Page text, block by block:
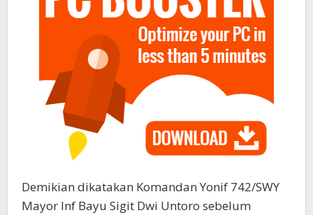
Demikian dikatakan Komandan Yonif 742/SWY
Mayor Inf Bayu Sigit Dwi Untoro sebelum